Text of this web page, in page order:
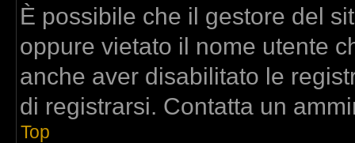
È possibile che il gestore del
oppure vietato il nome utente
anche aver disabilitato le
di registrarsi. Contatta un
Top